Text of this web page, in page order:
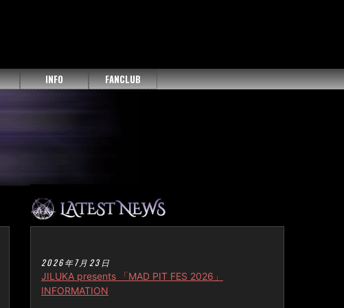
INFO FANCLUB
2026年7月23日
JILUKA presents 「MAD PIT FES 2026」
INFORMATION